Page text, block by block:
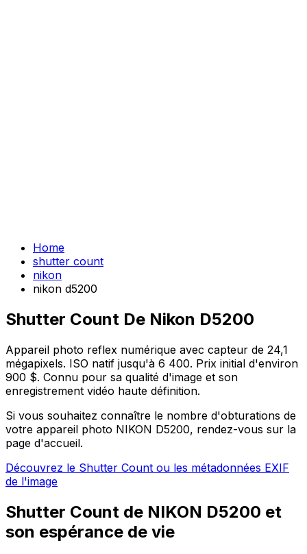
Home
shutter count
nikon
nikon d5200
Shutter Count De Nikon D5200
Appareil photo reflex numérique avec capteur de 24,1
mégapixels. ISO natif jusqu'à 6 400. Prix initial d'environ
900 $. Connu pour sa qualité d'image et son
enregistrement vidéo haute définition.
Si vous souhaitez connaître le nombre d'obturations de
votre appareil photo NIKON D5200, rendez-vous sur la
page d'accueil.
Découvrez le Shutter Count ou les métadonnées EXIF
de l'image
Shutter Count de NIKON D5200 et
son espérance de vie